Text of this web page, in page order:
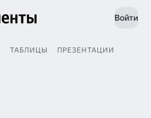
Войти
ТАБЛИЦЫ ПРЕЗЕНТАЦИИ